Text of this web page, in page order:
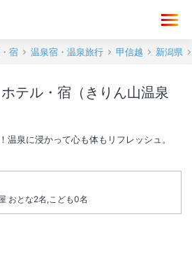
宿 温泉宿・温泉旅行 甲信越 新潟県
テル・宿（きりん山温泉
温泉に浸かって心も体もリフレッシュ。
おとな2名,こども0名